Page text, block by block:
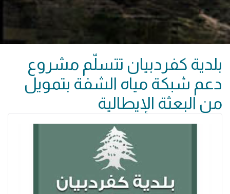
بلدية كفردبيان تتسلّم مشروع
دعم شبكة مياه الشفة بتمويل
من البعثة الإيطالية